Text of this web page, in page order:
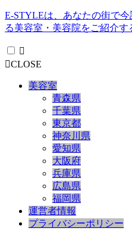
E-STYLEは、あなたの街で
る美容室・美容院をご紹介す
CLOSE
美容室
青森県
千葉県
東京都
神奈川県
愛知県
大阪府
兵庫県
広島県
福岡県
運営者情報
プライバシーポリシー